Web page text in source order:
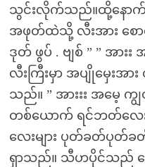
သွင်းလိုက်သည်။ထို့နောက်
အဖုတ်ထဲသို့ လီးအား စော
ဒုတ် ဖွပ် . ဗျစ် ” ” အား
လီးကြီးမှာ အပျိုမှေးအ
သည်။ ” အားးး အမေ့ က
တစ်ယောက် ရင်ဘတ်လေ
လေးများ ပုတ်ခတ်ပုတ်ခတ်
ရှာသည်။ သီဟပိုင်သည်